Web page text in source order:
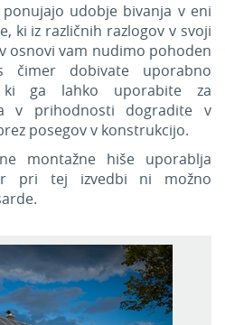
udobje bivanja v eni
ki iz različnih razlogov v svoji
osnovi vam nudimo pohoden
dobivate uporabno
ki ga lahko uporabite za
v prihodnosti dogradite v
posegov v konstrukcijo.
montažne hiše uporablja
pri tej izvedbi ni možno